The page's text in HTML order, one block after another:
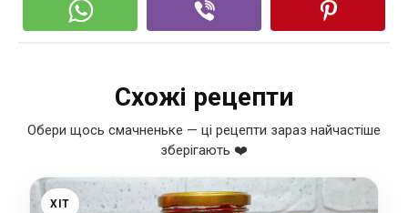
Схожі рецепти
Обери щось смачненьке — ці рецепти зараз найчастіше
зберігають ❤️
ХІТ